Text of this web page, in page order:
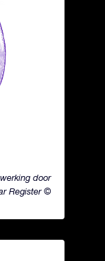
door
Register ©